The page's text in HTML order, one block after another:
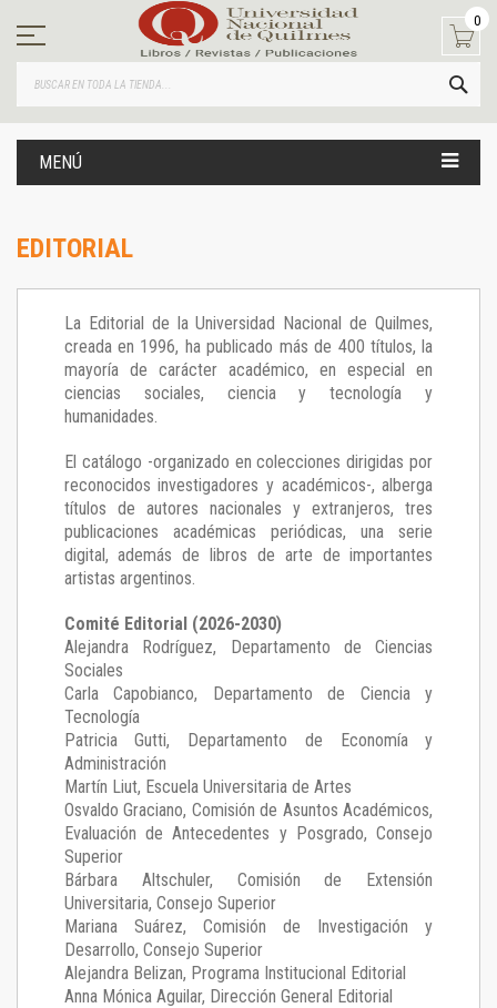
contenido
0
MENÚ
EDITORIAL
La Editorial de la Universidad Nacional de Quilmes,
creada en 1996, ha publicado más de 400 títulos, la
mayoría de carácter académico, en especial en
ciencias sociales, ciencia y tecnología y
humanidades.
El catálogo -organizado en colecciones dirigidas por
reconocidos investigadores y académicos-, alberga
títulos de autores nacionales y extranjeros, tres
publicaciones académicas periódicas, una serie
digital, además de libros de arte de importantes
artistas argentinos.
Comité Editorial (2026-2030)
Alejandra Rodríguez, Departamento de Ciencias
Sociales
Carla Capobianco, Departamento de Ciencia y
Tecnología
Patricia Gutti, Departamento de Economía y
Administración
Martín Liut, Escuela Universitaria de Artes
Osvaldo Graciano, Comisión de Asuntos Académicos,
Evaluación de Antecedentes y Posgrado, Consejo
Superior
Bárbara Altschuler, Comisión de Extensión
Universitaria, Consejo Superior
Mariana Suárez, Comisión de Investigación y
Desarrollo, Consejo Superior
Alejandra Belizan, Programa Institucional Editorial
Anna Mónica Aguilar, Dirección General Editorial